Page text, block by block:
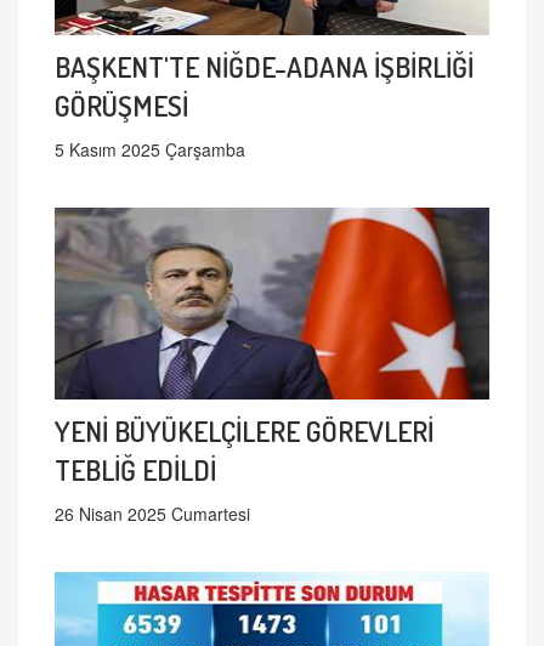
BAŞKENT'TE NİĞDE-ADANA İŞBİRLİĞİ
GÖRÜŞMESİ
5 Kasım 2025 Çarşamba
YENİ BÜYÜKELÇİLERE GÖREVLERİ
TEBLİĞ EDİLDİ
26 Nisan 2025 Cumartesi